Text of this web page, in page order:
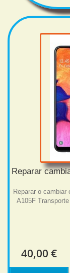
Reparar
Reparar o
A105F
40,00 €